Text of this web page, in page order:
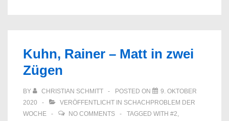
Kuhn, Rainer – Matt in zwei
Zügen
BY CHRISTIAN SCHMITT POSTED ON
9. OKTOBER
2020
VERÖFFENTLICHT IN SCHACHPROBLEM DER
WOCHE
NO COMMENTS TAGGED WITH #2,